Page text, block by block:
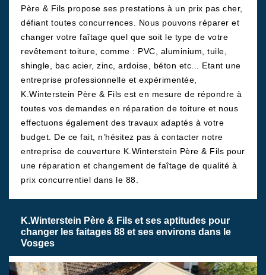
Père & Fils propose ses prestations à un prix pas cher,
défiant toutes concurrences. Nous pouvons réparer et
changer votre faîtage quel que soit le type de votre
revêtement toiture, comme : PVC, aluminium, tuile,
shingle, bac acier, zinc, ardoise, béton etc... Etant une
entreprise professionnelle et expérimentée,
K.Winterstein Père & Fils est en mesure de répondre à
toutes vos demandes en réparation de toiture et nous
effectuons également des travaux adaptés à votre
budget. De ce fait, n’hésitez pas à contacter notre
entreprise de couverture K.Winterstein Père & Fils pour
une réparation et changement de faîtage de qualité à
prix concurrentiel dans le 88.
K.Winterstein Père & Fils et ses aptitudes pour
changer les faitages 88 et ses environs dans le
Vosges